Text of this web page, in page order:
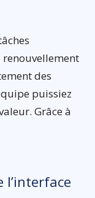
des
puissiez
Grâce à
l’interface